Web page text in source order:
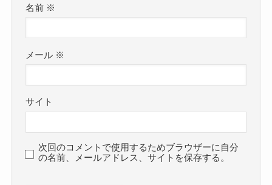
名前 ※
メール ※
サイト
次回のコメントで使用するためブラウザーに自分
の名前、メールアドレス、サイトを保存する。